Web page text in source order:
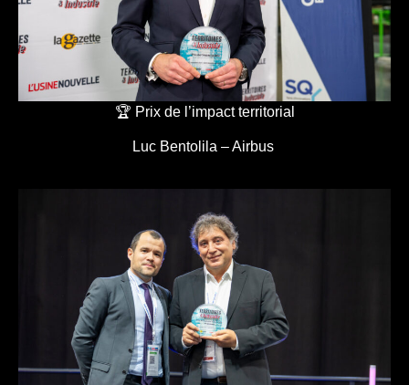
🏆 Prix de l’impact territorial
Luc Bentolila – Airbus